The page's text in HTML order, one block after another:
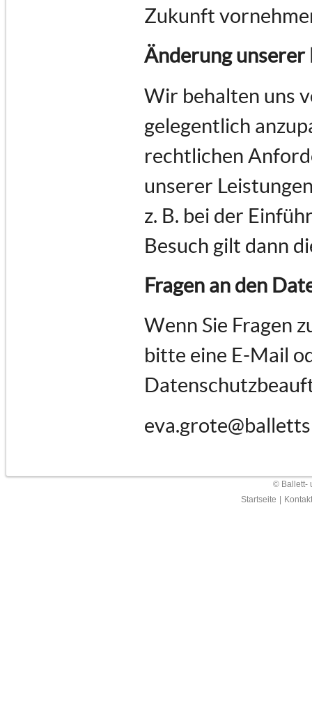
Zukunft
Änderung
Wir behalten uns
gelegentlich
rechtlichen
unserer
z. B. bei der
Besuch gilt dann
Fragen an den
Wenn Sie Fragen
bitte eine E-Mail
© Ballett-
Startseite
Kontakt